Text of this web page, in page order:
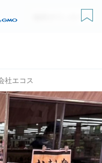
無料ダウンロード
社エコス